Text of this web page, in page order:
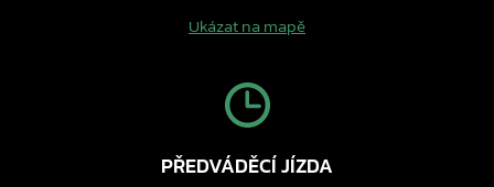
Ukázat na mapě
PŘEDVÁDĚCÍ JÍZDA